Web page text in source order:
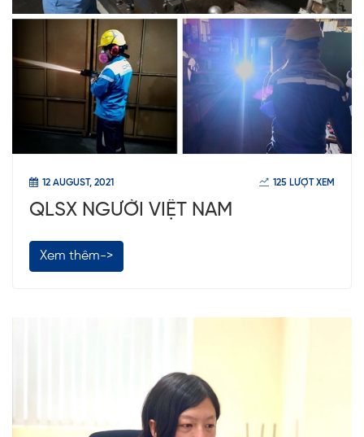
12 AUGUST, 2021 125 LƯỢT XEM
QLSX NGƯỜI VIỆT NAM
Xem thêm->